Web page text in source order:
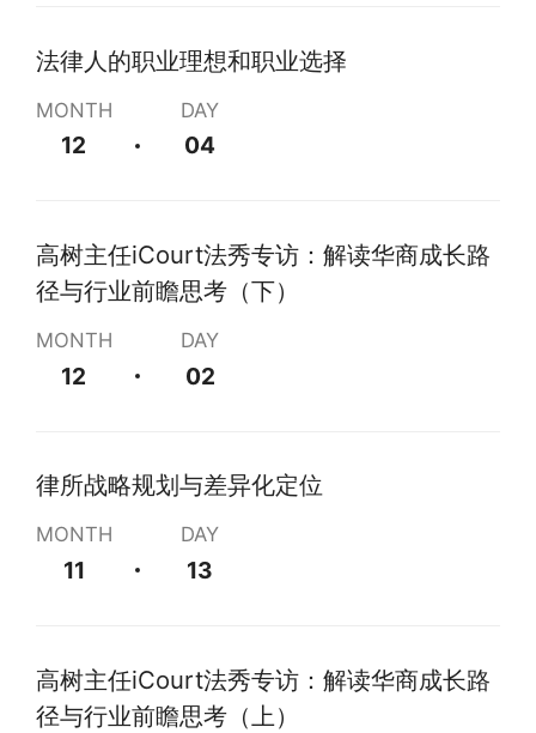
法律人的职业理想和职业选择
MONTH
12
DAY
04
高树主任iCourt法秀专访：解读华商成长路
径与行业前瞻思考（下）
MONTH
12
DAY
02
律所战略规划与差异化定位
MONTH
11
DAY
13
高树主任iCourt法秀专访：解读华商成长路
径与行业前瞻思考（上）